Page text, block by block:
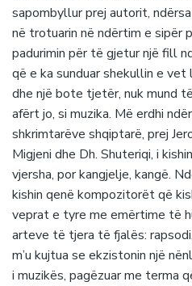
sapombyllur prej autorit,
në trotuarin në ndërtim e sipër
padurimin për të gjetur një fill
që e ka sunduar shekullin e
dhe një bote tjetër, nuk mund
afërt jo, si muzika. Më erdhi
shkrimtarëve shqiptarë, prej
Migjeni dhe Dh. Shuteriqi, i
vjersha, por kangjelje, kangë.
kishin qenë kompozitorët që
veprat e tyre me emërtime të
arteve të tjera të fjalës:
m’u kujtua se ekzistonin një
i muzikës, pagëzuar me terma